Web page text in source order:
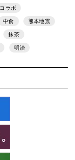
コラボ
中食 熊本地震
抹茶
明治